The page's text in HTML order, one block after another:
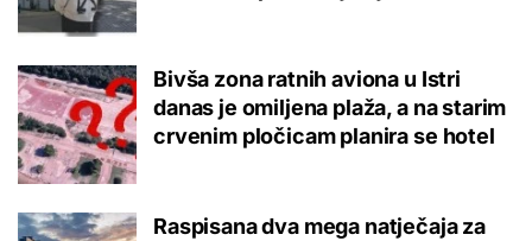
Bivša zona ratnih aviona u Istri
danas je omiljena plaža, a na starim
crvenim pločicam planira se hotel
Raspisana dva mega natječaja za